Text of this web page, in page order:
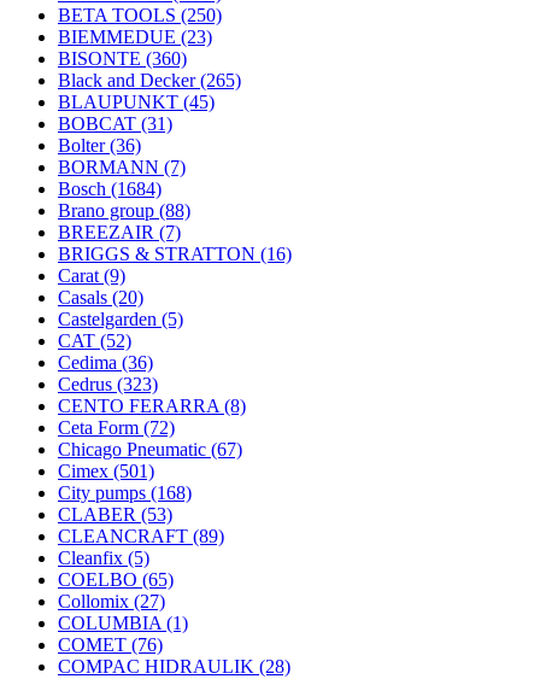
BETA TOOLS (250)
BIEMMEDUE (23)
BISONTE (360)
Black and Decker(265)
BLAUPUNKT (45)
BOBCAT (31)
Bolter(36)
BORMANN (7)
Bosch (1684)
Brano group (88)
BREEZAIR (7)
BRIGGS & STRATTON (16)
Carat (9)
Casals (20)
Castelgarden (5)
CAT (52)
Cedima (36)
Cedrus (323)
CENTO FERARRA (8)
Ceta Form (72)
Chicago Pneumatic (67)
Cimex (501)
City pumps (168)
CLABER (53)
CLEANCRAFT (89)
Cleanfix (5)
COELBO (65)
Collomix (27)
COLUMBIA (1)
COMET (76)
COMPAC HIDRAULIK (28)